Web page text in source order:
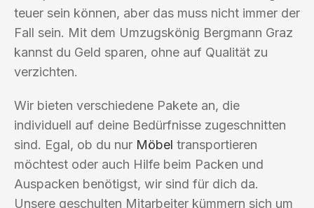
teuer sein können, aber das muss nicht immer der
Fall sein. Mit dem Umzugskönig Bergmann Graz
kannst du Geld sparen, ohne auf Qualität zu
verzichten.
Wir bieten verschiedene Pakete an, die
individuell auf deine Bedürfnisse zugeschnitten
sind. Egal, ob du nur Möbel transportieren
möchtest oder auch Hilfe beim Packen und
Auspacken benötigst, wir sind für dich da.
Unsere geschulten Mitarbeiter kümmern sich um